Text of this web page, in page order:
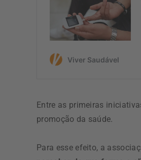
Entre as primeiras
promoção da saúde.
Para esse efeito, a